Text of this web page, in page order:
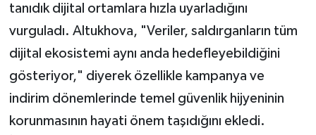
tanıdık dijital ortamlara hızla uyarladığını
vurguladı. Altukhova, "Veriler, saldırganların tüm
dijital ekosistemi aynı anda hedefleyebildiğini
gösteriyor," diyerek özellikle kampanya ve
indirim dönemlerinde temel güvenlik hijyeninin
korunmasının hayati önem taşıdığını ekledi.